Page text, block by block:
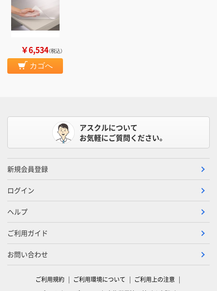
￥6,534（税込）
カゴへ
アスクルについて
お気軽にご質問ください。
新規会員登録
ログイン
ヘルプ
ご利用ガイド
お問い合わせ
ご利用規約 ご利用環境について
ご利用上の注意